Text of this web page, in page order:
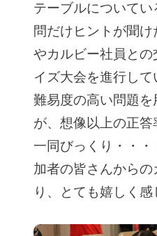
テーブルについて
問だけヒントが聞
やカルビー社員との
イズ大会を進行し
難易度の高い問題を
が、想像以上の正
一同びっくり・・
加者の皆さんから
り、とても嬉しく感